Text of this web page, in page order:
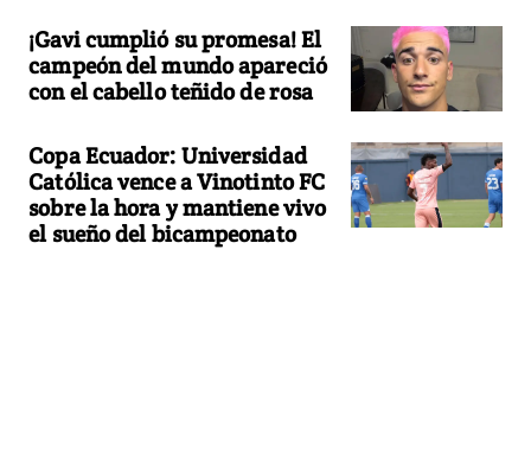
¡Gavi cumplió su promesa! El
campeón del mundo apareció
con el cabello teñido de rosa
Copa Ecuador: Universidad
Católica vence a Vinotinto FC
sobre la hora y mantiene vivo
el sueño del bicampeonato